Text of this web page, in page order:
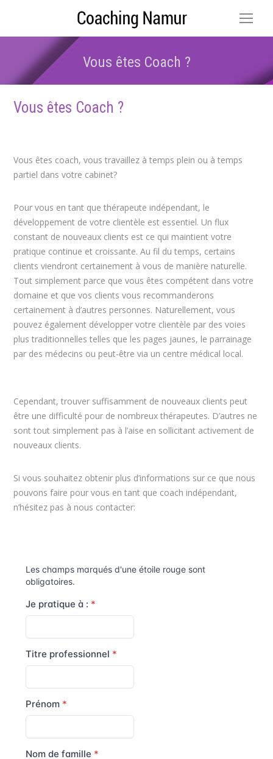
Vous êtes Coach ?
Vous êtes Coach ?
Vous êtes coach, vous travaillez à temps plein ou à temps
partiel dans votre cabinet?
Pour vous en tant que thérapeute indépendant, le
développement de votre clientèle est essentiel. Un flux
constant de nouveaux clients est ce qui maintient votre
pratique continue et croissante. Au fil du temps, certains
clients viendront certainement à vous de manière naturelle.
Tout simplement parce que vous êtes compétent dans votre
domaine et que vos clients vous recommanderons
certainement à d’autres personnes. Naturellement, vous
pouvez également développer votre clientèle par des voies
plus traditionnelles telles que les pages jaunes, le parrainage
par des médecins ou peut-être via un centre médical local.
Cependant, trouver suffisamment de nouveaux clients peut
être une difficulté pour de nombreux thérapeutes. D’autres ne
sont tout simplement pas à l’aise en sollicitant activement de
nouveaux clients.
Si vous souhaitez obtenir plus d’informations sur ce que nous
pouvons faire pour vous en tant que coach indépendant,
n’hésitez pas à nous contacter: